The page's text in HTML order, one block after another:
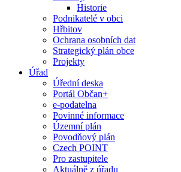
Historie
Podnikatelé v obci
Hřbitov
Ochrana osobních dat
Strategický plán obce
Projekty
Úřad
Úřední deska
Portál Občan+
e-podatelna
Povinné informace
Územní plán
Povodňový plán
Czech POINT
Pro zastupitele
Aktuálně z úřadu